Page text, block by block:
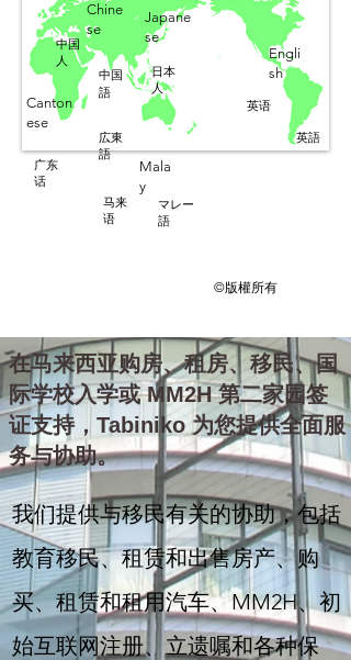
Chine
se
中国
人
中国
語
Canton
ese
​広東
語
广东
话
Japane
se
​日本
人
马来
语
Mala
y
マレー
語
Engli
sh
英語
英语
©版權所有
在马来西亚购房、租房、移民、国
际学校入学或 MM2H 第二家园签
证支持，Tabiniko 为您提供全面服
务与协助。
我们提供与移民有关的协助，包括
教育移民、租赁和出售房产、购
买、租赁和租用汽车、MM2H、初
始互联网注册、立遗嘱和各种保